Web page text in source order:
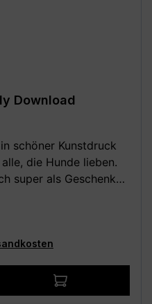
Download
die Hunde lieben.
super als Geschenk
Größen
42 cm (DIN A3) - 30 x
den